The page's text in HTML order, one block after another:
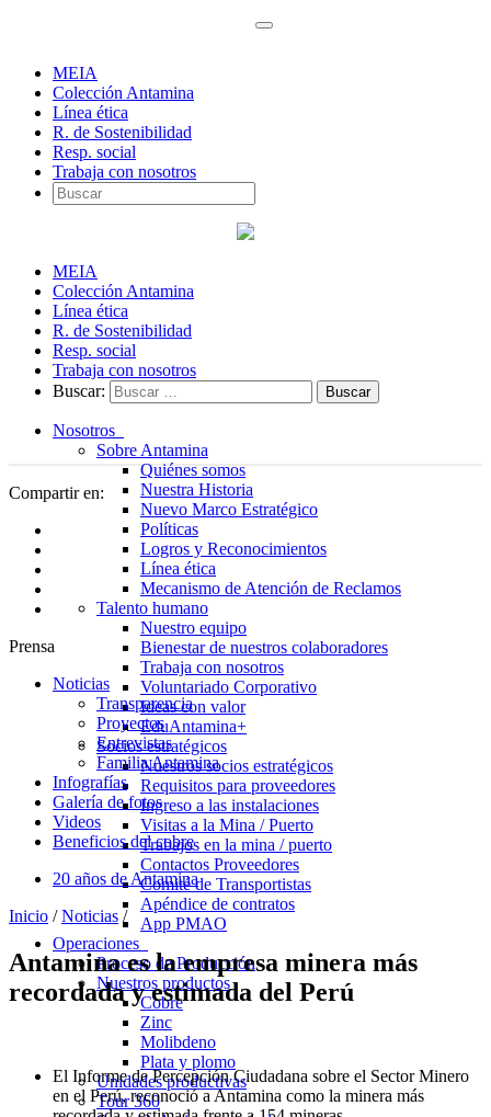
MEIA
Colección Antamina
Línea ética
R. de Sostenibilidad
Resp. social
Trabaja con nosotros
MEIA
Colección Antamina
Línea ética
R. de Sostenibilidad
Resp. social
Trabaja con nosotros
Buscar:
Nosotros
Sobre Antamina
Quiénes somos
Nuestra Historia
Nuevo Marco Estratégico
Políticas
Logros y Reconocimientos
Línea ética
Mecanismo de Atención de Reclamos
Talento humano
Nuestro equipo
Bienestar de nuestros colaboradores
Trabaja con nosotros
Voluntariado Corporativo
Ideas con valor
EduAntamina+
Socios estratégicos
Nuestros socios estratégicos
Requisitos para proveedores
Ingreso a las instalaciones
Visitas a la Mina / Puerto
Trabajos en la mina / puerto
Contactos Proveedores
Comité de Transportistas
Apéndice de contratos
App PMAO
Operaciones
Proceso de Producción
Nuestros productos
Cobre
Zinc
Molibdeno
Plata y plomo
Unidades productivas
Tour 360
Compartir en:
Prensa
Noticias
Transparencia
Proyectos
Entrevistas
Familia Antamina
Infografías
Galería de fotos
Videos
Beneficios del cobre
20 años de Antamina
Inicio /Noticias /
Antamina es la empresa minera más
recordada y estimada del Perú
El Informe de Percepción Ciudadana sobre el Sector Minero
en el Perú, reconoció a Antamina como la minera más